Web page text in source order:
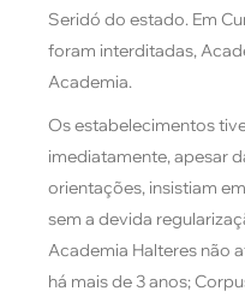
Seridó do estado. Em
foram interditadas,
Academia.
Os estabelecimentos
imediatamente, apesar
orientações, insistiam
sem a devida
Academia Halteres não
há mais de 3 anos;